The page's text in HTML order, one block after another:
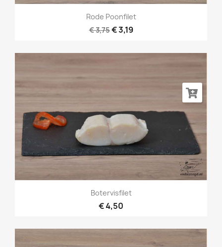
Rode Poonfilet
€ 3,75€ 3,19
Botervisfilet
€ 4,50